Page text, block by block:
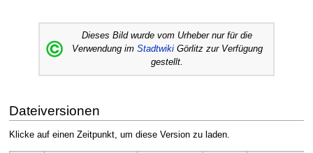
Dieses Bild wurde vom Urheber nur für die
Verwendung im StadtwikiGörlitz zur Verfügung
gestellt.
Dateiversionen
Klicke auf einen Zeitpunkt, um diese Version zu laden.